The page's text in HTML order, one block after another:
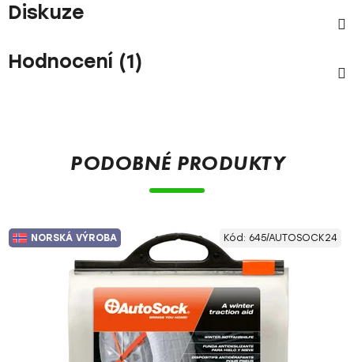
Diskuze
Hodnocení (1)
PODOBNÉ PRODUKTY
NORSKÁ VÝROBA Kód: 645/AUTOSOCK24